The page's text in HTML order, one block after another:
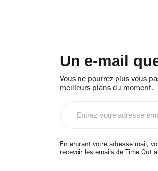
Un e-mail
Vous ne pourrez plus vous
meilleurs plans du moment.
email
En entrant votre adresse mail,
recevoir les emails de Time Out